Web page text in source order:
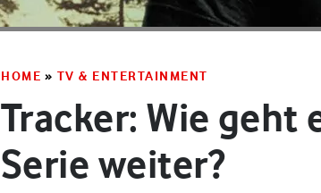
HOME » TV & ENTERTAINMENT
Tracker: Wie
Serie weiter?